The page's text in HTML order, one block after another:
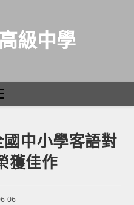
級中學
國中小學客語對
獲佳作
06